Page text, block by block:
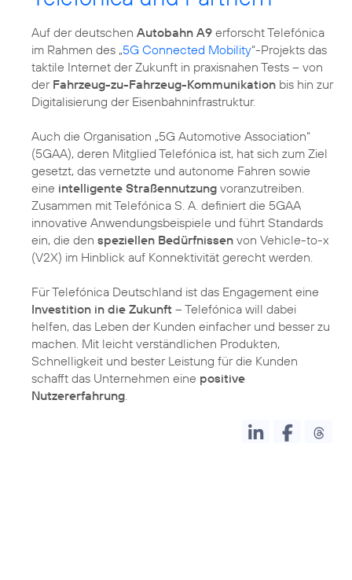
Auf der deutschen Autobahn A9 erforscht Telefónica
im Rahmen des „5G Connected Mobility“-Projekts das
taktile Internet der Zukunft in praxisnahen Tests – von
der Fahrzeug-zu-Fahrzeug-Kommunikation bis hin zur
Digitalisierung der Eisenbahninfrastruktur.
Auch die Organisation „5G Automotive Association“
(5GAA), deren Mitglied Telefónica ist, hat sich zum Ziel
gesetzt, das vernetzte und autonome Fahren sowie
eine intelligente Straßennutzung voranzutreiben.
Zusammen mit Telefónica S. A. definiert die 5GAA
innovative Anwendungsbeispiele und führt Standards
ein, die den speziellen Bedürfnissen von Vehicle-to-x
(V2X) im Hinblick auf Konnektivität gerecht werden.
Für Telefónica Deutschland ist das Engagement eine
Investition in die Zukunft – Telefónica will dabei
helfen, das Leben der Kunden einfacher und besser zu
machen. Mit leicht verständlichen Produkten,
Schnelligkeit und bester Leistung für die Kunden
schafft das Unternehmen eine positive
Nutzererfahrung